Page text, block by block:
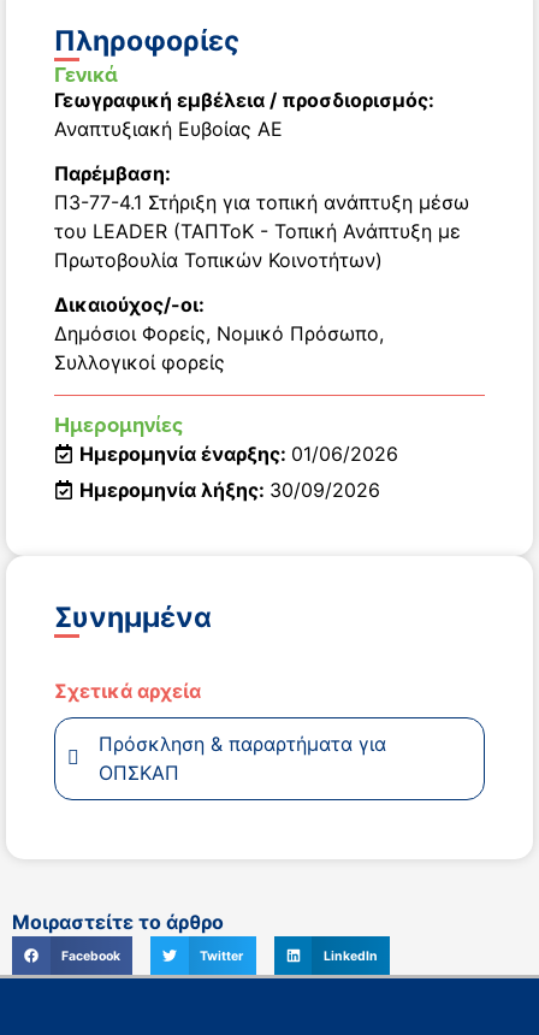
Πληροφορίες
Γενικά
Γεωγραφική εμβέλεια / προσδιορισμός:
Αναπτυξιακή Ευβοίας ΑΕ
Παρέμβαση:
Π3-77-4.1 Στήριξη για τοπική ανάπτυξη μέσω
του LEADER (ΤΑΠΤοΚ - Τοπική Ανάπτυξη με
Πρωτοβουλία Τοπικών Κοινοτήτων)
Δικαιούχος/-οι:
Δημόσιοι Φορείς, Νομικό Πρόσωπο,
Συλλογικοί φορείς
Ημερομηνίες
Ημερομηνία έναρξης: 01/06/2026
Ημερομηνία λήξης: 30/09/2026
Συνημμένα
Σχετικά αρχεία
Πρόσκληση & παραρτήματα για
ΟΠΣΚΑΠ
Μοιραστείτε το άρθρο
Facebook Twitter LinkedIn